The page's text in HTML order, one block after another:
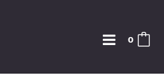
0